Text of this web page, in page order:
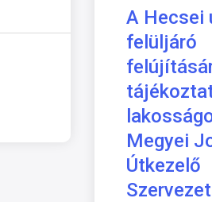
A Hecsei
felüljáró
Megyei
Útkezelő